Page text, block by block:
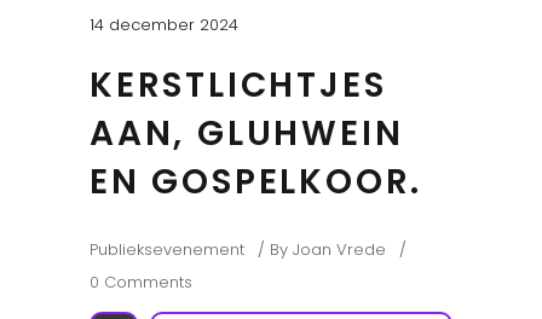
14 december 2024
KERSTLICHTJES
AAN, GLUHWEIN
EN GOSPELKOOR.
Publieksevenement By Joan Vrede
0 Comments